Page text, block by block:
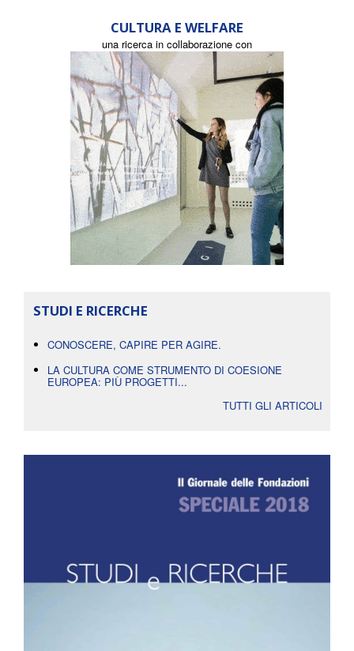
CULTURA E WELFARE
una ricerca in collaborazione con
STUDI E RICERCHE
CONOSCERE, CAPIRE PER AGIRE.
LA CULTURA COME STRUMENTO DI COESIONE
EUROPEA: PIÙ PROGETTI...
TUTTI GLI ARTICOLI